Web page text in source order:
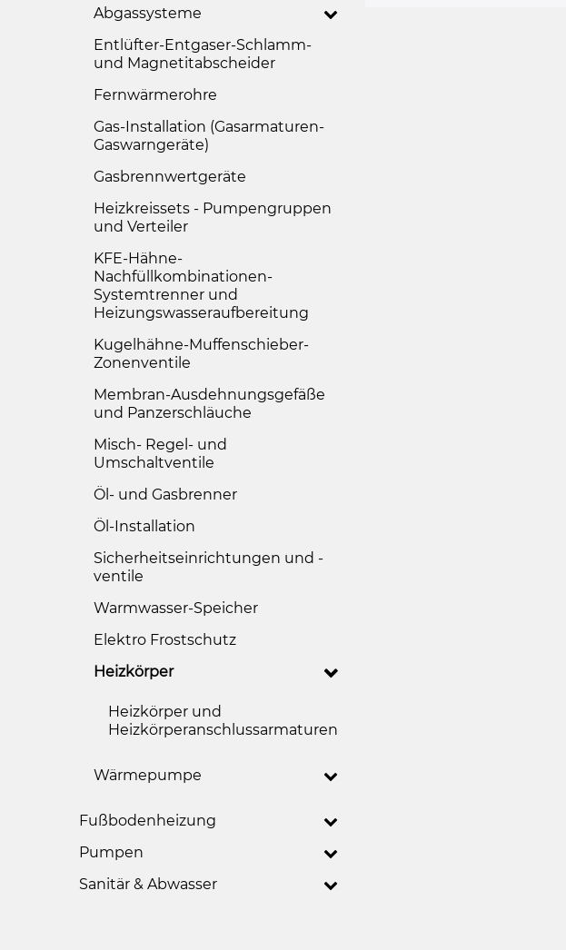
Abgassysteme
Entlüfter-Entgaser-Schlamm-
und Magnetitabscheider
Fernwärmerohre
Gas-Installation (Gasarmaturen-
Gaswarngeräte)
Gasbrennwertgeräte
Heizkreissets - Pumpengruppen
und Verteiler
KFE-Hähne-
Nachfüllkombinationen-
Systemtrenner und
Heizungswasseraufbereitung
Kugelhähne-Muffenschieber-
Zonenventile
Membran-Ausdehnungsgefäße
und Panzerschläuche
Misch- Regel- und
Umschaltventile
Öl- und Gasbrenner
Öl-Installation
Sicherheitseinrichtungen und -
ventile
Warmwasser-Speicher
Elektro Frostschutz
Heizkörper
Heizkörper und
Heizkörperanschlussarmaturen
Wärmepumpe
Fußbodenheizung
Pumpen
Sanitär & Abwasser